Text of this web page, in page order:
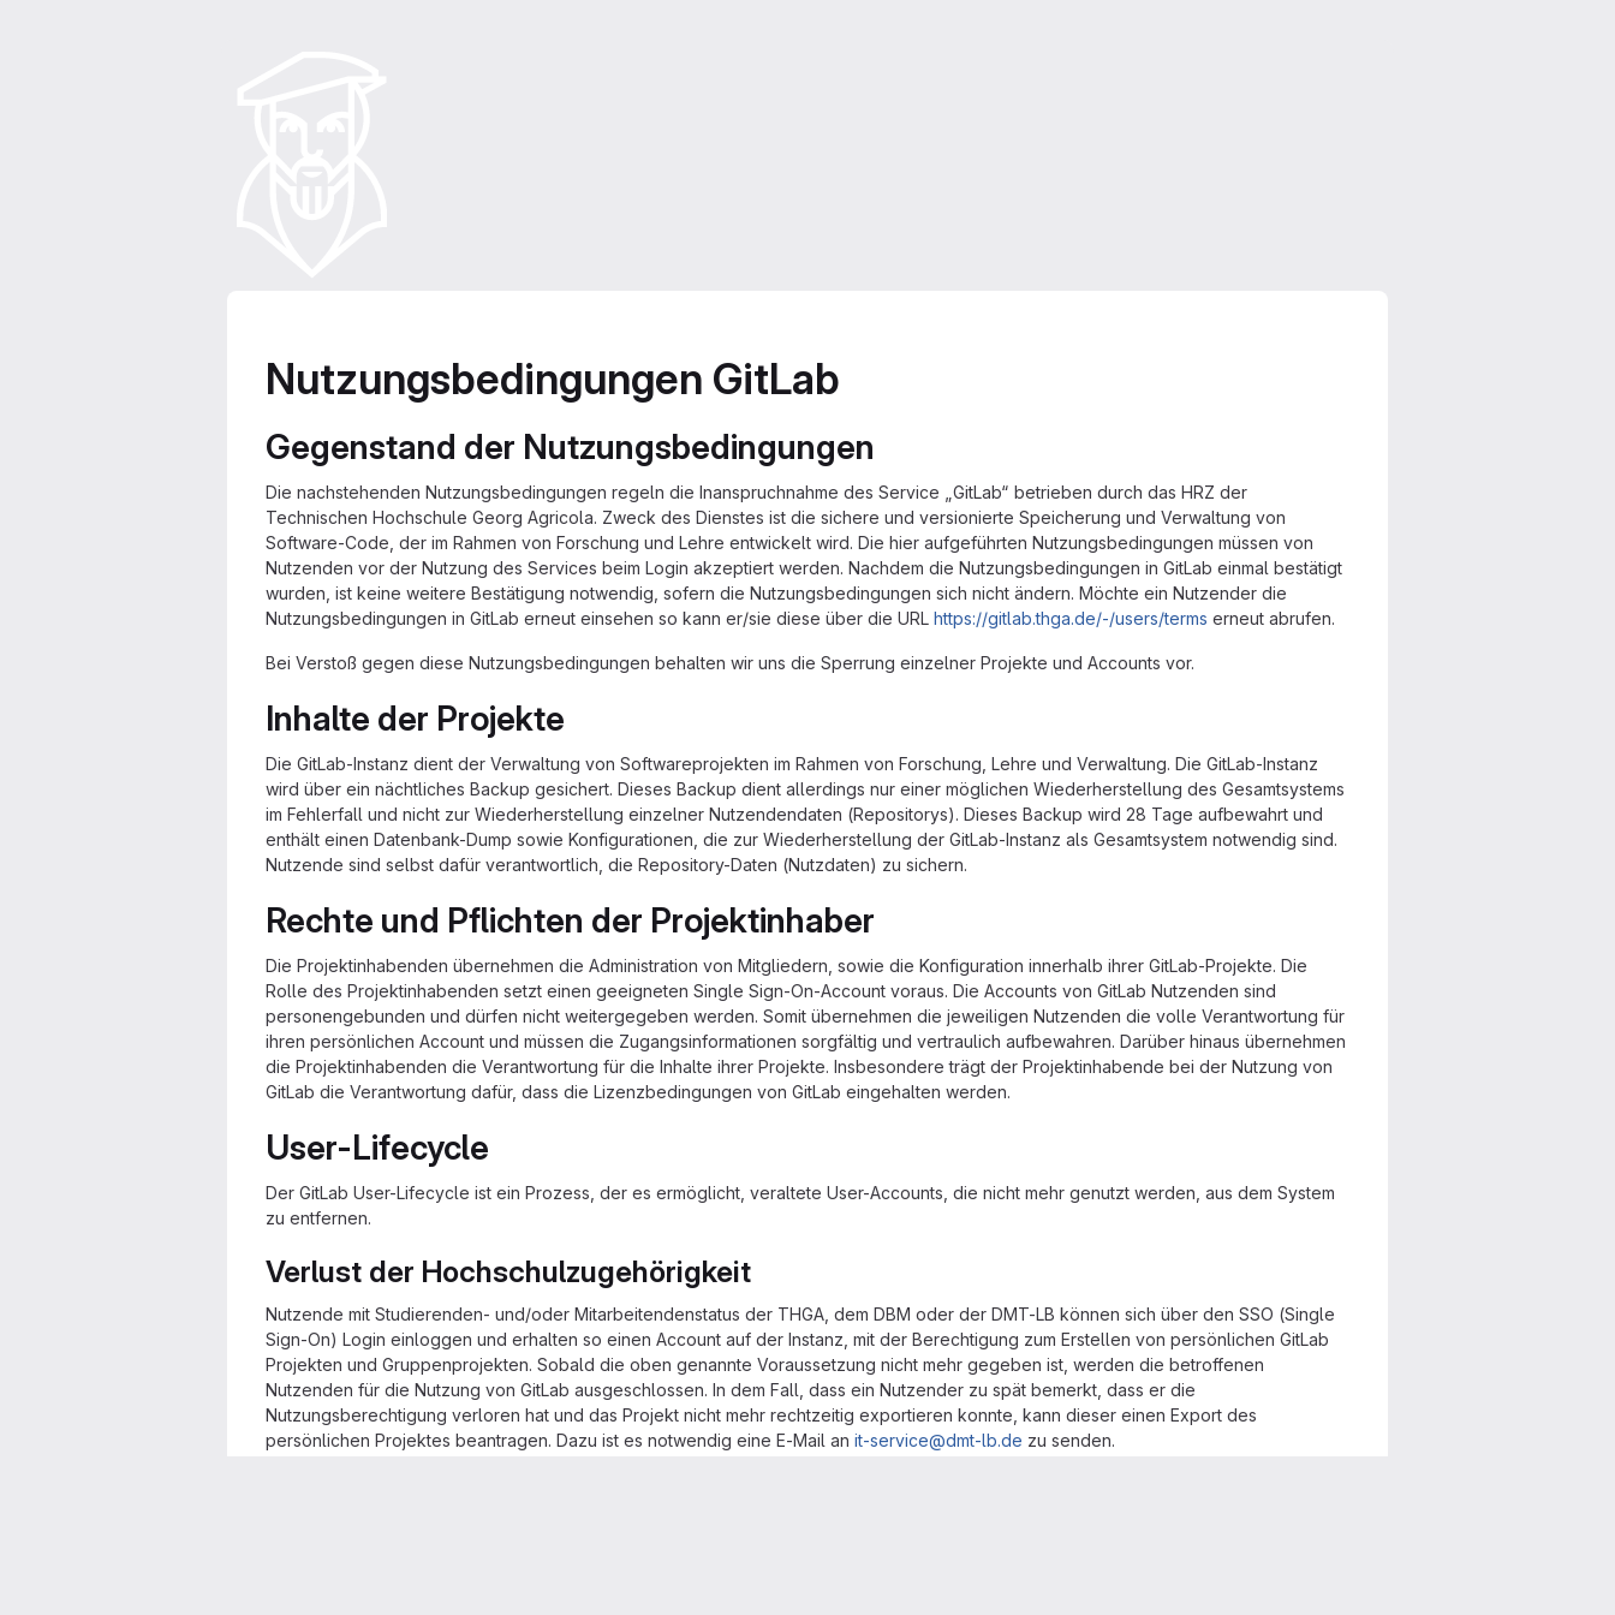
Nutzungsbedingungen GitLab
Gegenstand der Nutzungsbedingungen
Die nachstehenden Nutzungsbedingungen regeln die Inanspruchnahme des Service „GitLab“ betrieben durch das HRZ der
Technischen Hochschule Georg Agricola. Zweck des Dienstes ist die sichere und versionierte Speicherung und Verwaltung von
Software-Code, der im Rahmen von Forschung und Lehre entwickelt wird. Die hier aufgeführten Nutzungsbedingungen müssen von
Nutzenden vor der Nutzung des Services beim Login akzeptiert werden. Nachdem die Nutzungsbedingungen in GitLab einmal bestätigt
wurden, ist keine weitere Bestätigung notwendig, sofern die Nutzungsbedingungen sich nicht ändern. Möchte ein Nutzender die
Nutzungsbedingungen in GitLab erneut einsehen so kann er/sie diese über die URL https://gitlab.thga.de/-/users/terms erneut abrufen.
Bei Verstoß gegen diese Nutzungsbedingungen behalten wir uns die Sperrung einzelner Projekte und Accounts vor.
Inhalte der Projekte
Die GitLab-Instanz dient der Verwaltung von Softwareprojekten im Rahmen von Forschung, Lehre und Verwaltung. Die GitLab-Instanz
wird über ein nächtliches Backup gesichert. Dieses Backup dient allerdings nur einer möglichen Wiederherstellung des Gesamtsystems
im Fehlerfall und nicht zur Wiederherstellung einzelner Nutzendendaten (Repositorys). Dieses Backup wird 28 Tage aufbewahrt und
enthält einen Datenbank-Dump sowie Konfigurationen, die zur Wiederherstellung der GitLab-Instanz als Gesamtsystem notwendig sind.
Nutzende sind selbst dafür verantwortlich, die Repository-Daten (Nutzdaten) zu sichern.
Rechte und Pflichten der Projektinhaber
Die Projektinhabenden übernehmen die Administration von Mitgliedern, sowie die Konfiguration innerhalb ihrer GitLab-Projekte. Die
Rolle des Projektinhabenden setzt einen geeigneten Single Sign-On-Account voraus. Die Accounts von GitLab Nutzenden sind
personengebunden und dürfen nicht weitergegeben werden. Somit übernehmen die jeweiligen Nutzenden die volle Verantwortung für
ihren persönlichen Account und müssen die Zugangsinformationen sorgfältig und vertraulich aufbewahren. Darüber hinaus übernehmen
die Projektinhabenden die Verantwortung für die Inhalte ihrer Projekte. Insbesondere trägt der Projektinhabende bei der Nutzung von
GitLab die Verantwortung dafür, dass die Lizenzbedingungen von GitLab eingehalten werden.
User-Lifecycle
Der GitLab User-Lifecycle ist ein Prozess, der es ermöglicht, veraltete User-Accounts, die nicht mehr genutzt werden, aus dem System
zu entfernen.
Verlust der Hochschulzugehörigkeit
Nutzende mit Studierenden- und/oder Mitarbeitendenstatus der THGA, dem DBM oder der DMT-LB können sich über den SSO (Single
Sign-On) Login einloggen und erhalten so einen Account auf der Instanz, mit der Berechtigung zum Erstellen von persönlichen GitLab
Projekten und Gruppenprojekten. Sobald die oben genannte Voraussetzung nicht mehr gegeben ist, werden die betroffenen
Nutzenden für die Nutzung von GitLab ausgeschlossen. In dem Fall, dass ein Nutzender zu spät bemerkt, dass er die
Nutzungsberechtigung verloren hat und das Projekt nicht mehr rechtzeitig exportieren konnte, kann dieser einen Export des
persönlichen Projektes beantragen. Dazu ist es notwendig eine E-Mail an it-service@dmt-lb.de zu senden.